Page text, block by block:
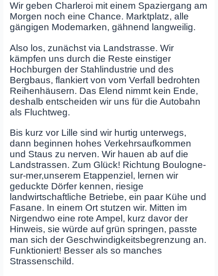
Wir geben Charleroi mit einem Spaziergang am
Morgen noch eine Chance. Marktplatz, alle
gängigen Modemarken, gähnend langweilig.
Also los, zunächst via Landstrasse. Wir
kämpfen uns durch die Reste einstiger
Hochburgen der Stahlindustrie und des
Bergbaus, flankiert von vom Verfall bedrohten
Reihenhäusern. Das Elend nimmt kein Ende,
deshalb entscheiden wir uns für die Autobahn
als Fluchtweg.
Bis kurz vor Lille sind wir hurtig unterwegs,
dann beginnen hohes Verkehrsaufkommen
und Staus zu nerven. Wir hauen ab auf die
Landstrassen. Zum Glück! Richtung Boulogne-
sur-mer,unserem Etappenziel, lernen wir
geduckte Dörfer kennen, riesige
landwirtschaftliche Betriebe, ein paar Kühe und
Fasane. In einem Ort stutzen wir. Mitten im
Nirgendwo eine rote Ampel, kurz davor der
Hinweis, sie würde auf grün springen, passte
man sich der Geschwindigkeitsbegrenzung an.
Funktioniert! Besser als so manches
Strassenschild.